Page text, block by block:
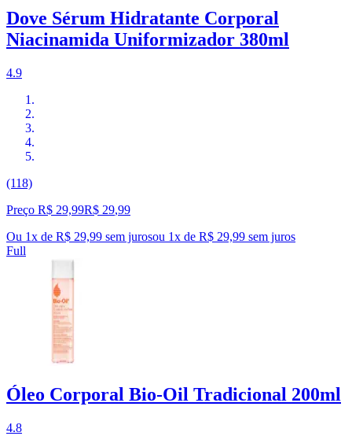
Dove Sérum Hidratante Corporal
Niacinamida Uniformizador 380ml
4.9
(118)
Preço R$ 29,99R$ 29,99
Ou 1x de R$ 29,99 sem jurosou 1x de R$ 29,99 sem juros
Full
Óleo Corporal Bio-Oil Tradicional 200ml
4.8